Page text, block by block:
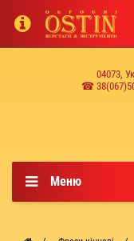
04073,
☎
Меню